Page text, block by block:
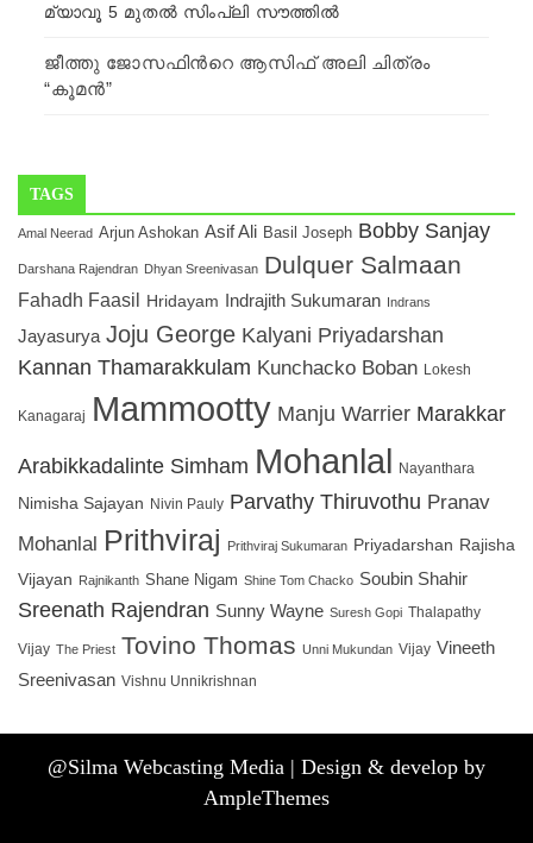
മ്യാവൂ 5 മുതല്‍ സിംപ്ലി സൗത്തില്‍
ജീത്തു ജോസഫിന്‍റെ ആസിഫ് അലി ചിത്രം
“കൂമന്‍”
TAGS
Amal Neerad Arjun Ashokan Asif Ali Basil Joseph Bobby Sanjay
Darshana Rajendran Dhyan Sreenivasan Dulquer Salmaan
Fahadh Faasil Hridayam Indrajith Sukumaran Indrans
Jayasurya Joju George Kalyani Priyadarshan
Kannan Thamarakkulam Kunchacko Boban Lokesh
Kanagaraj Mammootty Manju Warrier Marakkar
Arabikkadalinte Simham Mohanlal Nayanthara
Nimisha Sajayan Nivin Pauly Parvathy Thiruvothu Pranav
Mohanlal Prithviraj Prithviraj Sukumaran Priyadarshan Rajisha
Vijayan Rajnikanth Shane Nigam Shine Tom Chacko Soubin Shahir
Sreenath Rajendran Sunny Wayne Suresh Gopi Thalapathy
Vijay The Priest Tovino Thomas Unni Mukundan Vijay Vineeth
Sreenivasan Vishnu Unnikrishnan
@Silma Webcasting Media | Design & develop by
AmpleThemes